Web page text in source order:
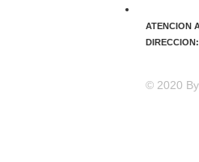
ATENCION
DIRECCION:
© 2020 By